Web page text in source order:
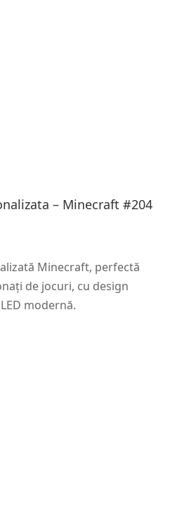
– Minecraft #204
Minecraft, perfectă
de jocuri, cu design
modernă.